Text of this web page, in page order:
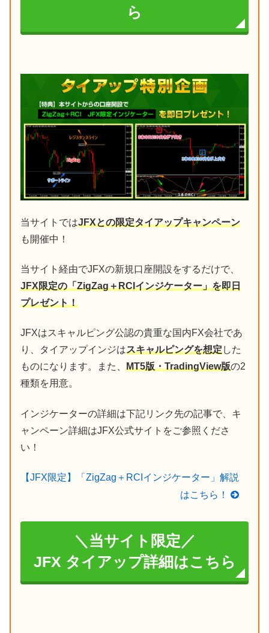
ら
当サイトではJFXとの限定タイアップキャンペーン
も開催中！
当サイト経由でJFXの新規口座開設をするだけで、
JFX限定の「ZigZag＋RCIインジケーター」を即日
プレゼント！
JFXはスキャルピング公認の貴重な国内FX会社であ
り、タイアップインジはスキャルピングを想定した
ものになります。また、 MT5版・TradingView版の2
種類を用意。
インジケーターの詳細は下記リンク先の記事で、キ
ャンペーン詳細はJFX公式サイトをご参照くださ
い！
【JFX限定】「ZigZag＋RCIインジケーター」解説
はこちら！
＼当サイト限定／
JFX タイアップ詳細はこちら